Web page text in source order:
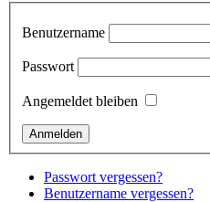
Benutzername
Passwort
Angemeldet bleiben
Passwort vergessen?
Benutzername vergessen?